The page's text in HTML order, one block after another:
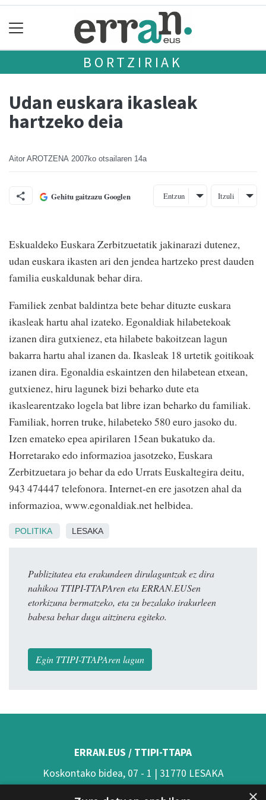
BORTZIRIAK
Udan euskara ikasleak
hartzeko deia
Aitor AROTZENA 2007ko otsailaren 14a
Gehitu gaitzazu Googlen Entzun Itzuli
Eskualdeko Euskara Zerbitzuetatik jakinarazi dutenez,
udan euskara ikasten ari den jendea hartzeko prest dauden
familia euskaldunak behar dira.
Familiek zenbat baldintza bete behar dituzte euskara
ikasleak hartu ahal izateko. Egonaldiak hilabetekoak
izanen dira gutxienez, eta hilabete bakoitzean lagun
bakarra hartu ahal izanen da. Ikasleak 18 urtetik goitikoak
izanen dira. Egonaldia eskaintzen den hilabetean etxean,
gutxienez, hiru lagunek bizi beharko dute eta
ikaslearentzako logela bat libre izan beharko du familiak.
Familiak, horren truke, hilabeteko 580 euro jasoko du.
Izen emateko epea apirilaren 15ean bukatuko da.
Horretarako edo informazioa jasotzeko, Euskara
Zerbitzuetara jo behar da edo Urrats Euskaltegira deitu,
943 474447 telefonora. Internet-en ere jasotzen ahal da
informazioa, www.egonaldiak.net helbidea.
POLITIKA LESAKA
Publizitatea eta erakundeen dirulaguntzak ez dira
nahikoa TTIPI-TTAPAren eta ERRAN.EUSen
etorkizuna bermatzeko, eta zu bezalako irakurleen
babesa behar dugu aitzinera egiteko.
Egin TTIPI-TTAPAren lagun
ERRAN.EUS / TTIPI-TTAPA
Koskontako bidea, 07 - 1 | 31770 LESAKA